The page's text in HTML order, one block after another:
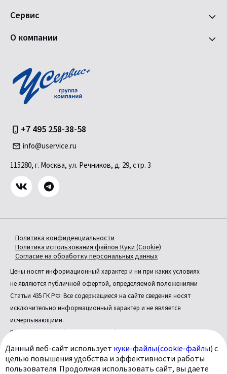
Сервис
О компании
+7 495 258-38-58
info@uservice.ru
115280, г. Москва, ул. Речников, д. 29, стр. 3
Политика конфиденциальности
Политика использования файлов Куки (Cookie)
Согласие на обработку персональных данных
Цены носят информационный характер и ни при каких условиях
не являются публичной офертой, определяемой положениями
Статьи 435 ГК РФ. Все содержащиеся на сайте сведения носят
исключительно информационный характер и не является
исчерпывающими.
Все условия приобретения автомобилей, цены, спецпредложения
и комплектации автомобилей указаны с целью ознакомления.
Комплектации и цены могут быть изменены без предварительного
оповещения.
Данный веб-сайт использует куки-файлы(cookie-файлы)с
целью повышения удобства и эффективности работы
пользователя. Продолжая использовать сайт, вы даете